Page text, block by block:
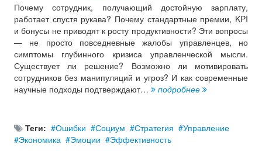
Почему сотрудник, получающий достойную зарплату,
работает спустя рукава? Почему стандартные премии, KPI
и бонусы не приводят к росту продуктивности? Эти вопросы
— не просто повседневные жалобы управленцев, но
симптомы глубинного кризиса управленческой мысли.
Существует ли решение? Возможно ли мотивировать
сотрудников без манипуляций и угроз? И как современные
научные подходы подтверждают…
подробнее
Теги: Ошибки Социум Стратегия
Управление
Экономика
Эмоции Эффективность